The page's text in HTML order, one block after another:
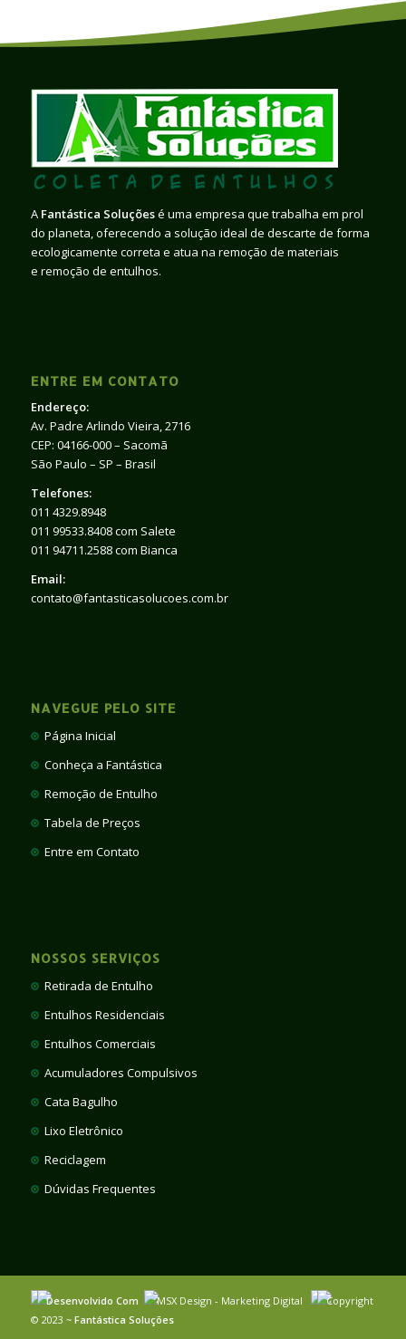
A Fantástica Soluçõesé uma empresa que trabalha em prol
do planeta, oferecendo a solução ideal de descarte de forma
ecologicamente correta e atua na remoção de materiais
e remoção de entulhos.
ENTRE EM CONTATO
Endereço:
Av. Padre Arlindo Vieira, 2716
CEP: 04166-000 – Sacomã
São Paulo – SP – Brasil
Telefones:
011 4329.8948
011 99533.8408 com Salete
011 94711.2588 com Bianca
Email:
contato@fantasticasolucoes.com.br
NAVEGUE PELO SITE
Página Inicial
Conheça a Fantástica
Remoção de Entulho
Tabela de Preços
Entre em Contato
NOSSOS SERVIÇOS
Retirada de Entulho
Entulhos Residenciais
Entulhos Comerciais
Acumuladores Compulsivos
Cata Bagulho
Lixo Eletrônico
Reciclagem
Dúvidas Frequentes
Desenvolvido Com MSX Design - Marketing Digital
Copyright
© 2023 ~ Fantástica Soluções